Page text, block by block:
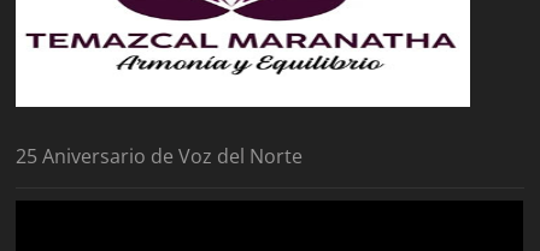
25 Aniversario de Voz del Norte